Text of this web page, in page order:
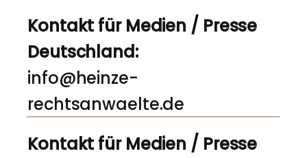
Kontakt für Medien / Presse
Deutschland:
info@heinze-
rechtsanwaelte.de
Kontakt für Medien / Presse